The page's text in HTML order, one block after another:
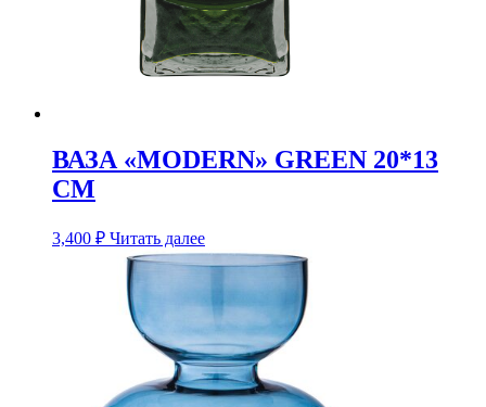
ВАЗА «MODERN» GREEN 20*13
CM
3,400 ₽ Читать далее